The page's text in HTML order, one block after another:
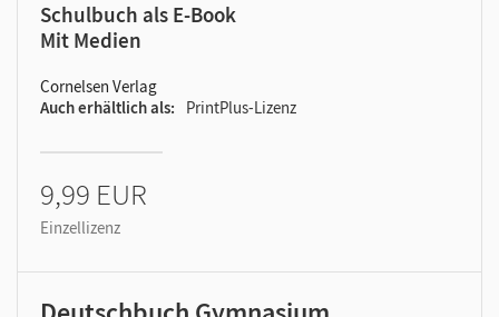
Schulbuch als E-Book
Mit Medien
Cornelsen Verlag
Auch erhältlich als
PrintPlus-Lizenz
9,99 EUR
Einzellizenz